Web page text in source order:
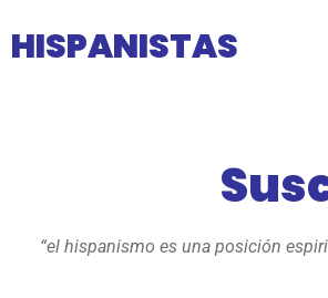
HISPANISTAS
“el hispanismo es una posición